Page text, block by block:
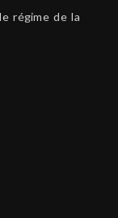
régime de la